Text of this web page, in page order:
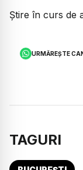
Știre în curs de
URMĂREȘTE
TAGURI